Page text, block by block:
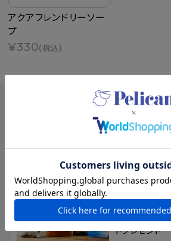
アクアフレンドリーソー
プ
¥330(税込)
特集
夏の新規入
8/17まで！夏
になる。新規
トプレゼント